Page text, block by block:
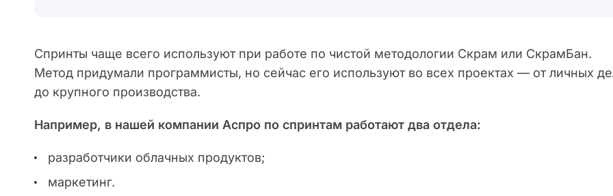
Спринты чаще всего используют при работе по чистой методологии Скрам или СкрамБан.
Метод придумали программисты, но сейчас его используют во всех проектах — от личных
до крупного производства.
Например, в нашей компании Аспро по спринтам работают два отдела:
разработчики облачных продуктов;
маркетинг.